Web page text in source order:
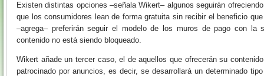
Existen distintas opciones –señala Wikert– algunos seguirán
que los consumidores lean de forma gratuita sin recibir el beneficio
–agrega– preferirán seguir el modelo de los muros de pago con la
contenido no está siendo bloqueado.
Wikert añade un tercer caso, el de aquellos que ofrecerán su
patrocinado por anuncios, es decir, se desarrollará un determinado